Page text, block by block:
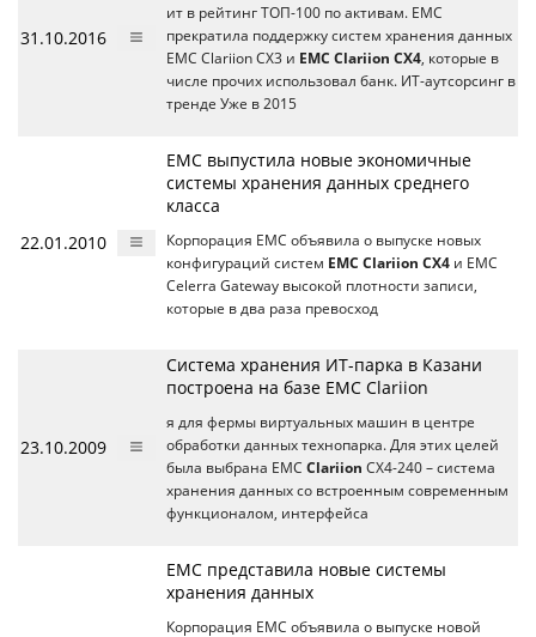
31.10.2016
ит в рейтинг ТОП-100 по активам. EMC
прекратила поддержку систем хранения данных
EMC Clariion CX3 и EMC Clariion CX4, которые в
числе прочих использовал банк. ИТ-аутсорсинг в
тренде Уже в 2015
22.01.2010
EMC выпустила новые экономичные
системы хранения данных среднего
класса
Корпорация EMC объявила о выпуске новых
конфигураций систем EMC Clariion CX4 и EMC
Celerra Gateway высокой плотности записи,
которые в два раза превосход
23.10.2009
Система хранения ИТ-парка в Казани
построена на базе EMC Clariion
я для фермы виртуальных машин в центре
обработки данных технопарка. Для этих целей
была выбрана EMC Clariion CX4-240 – система
хранения данных со встроенным современным
функционалом, интерфейса
EMC представила новые системы
хранения данных
Корпорация EMC объявила о выпуске новой